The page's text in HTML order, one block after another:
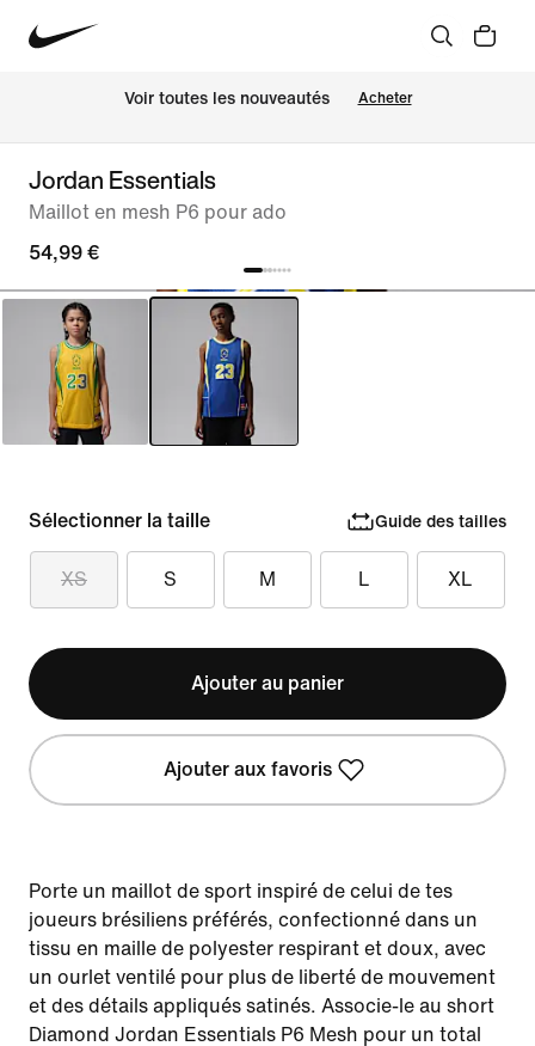
Voir toutes les nouveautés Acheter
Jordan Essentials
Maillot en mesh P6 pour ado
54,99 €
Sélectionner la taille Guide des tailles
XS S M L XL
Ajouter au panier
Ajouter aux favoris
Porte un maillot de sport inspiré de celui de tes
joueurs brésiliens préférés, confectionné dans un
tissu en maille de polyester respirant et doux, avec
un ourlet ventilé pour plus de liberté de mouvement
et des détails appliqués satinés. Associe-le au short
Diamond Jordan Essentials P6 Mesh pour un total